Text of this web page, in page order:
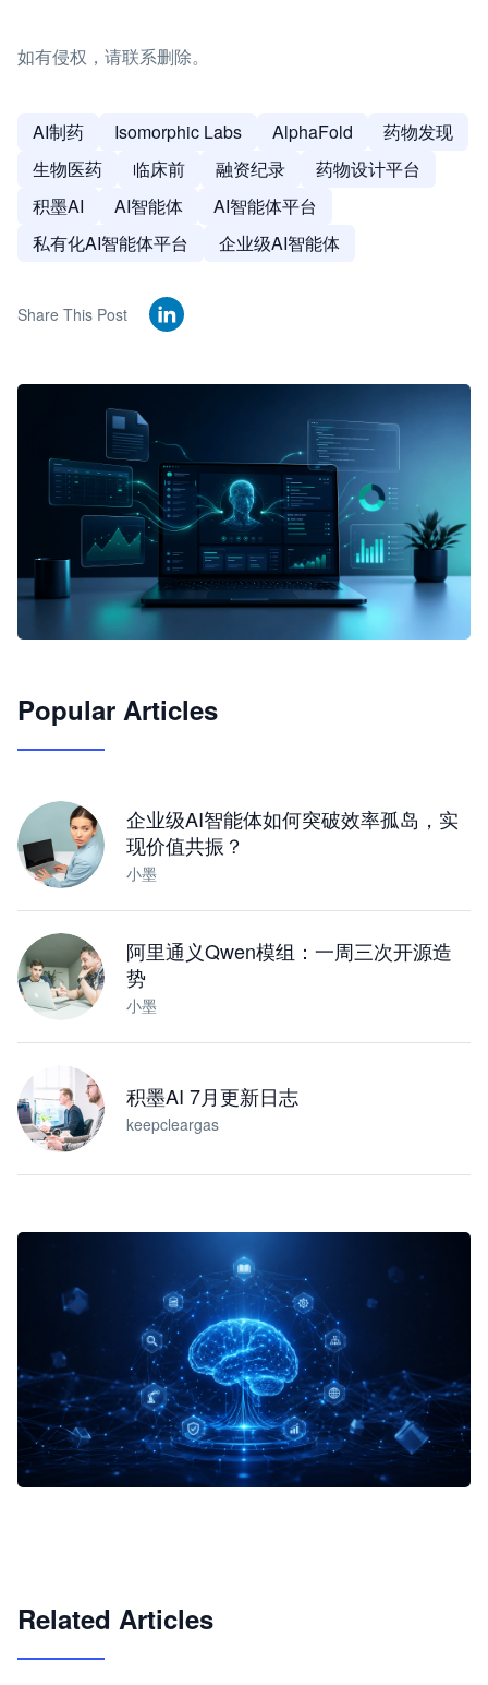
如有侵权，请联系删除。
AI制药 Isomorphic Labs AlphaFold
药物发现
生物医药
临床前 融资纪录
药物设计平台
积墨AI
AI智能体
AI智能体平台
私有化AI智能体平台
企业级AI智能体
Share This Post
JimoClaw 桌面 AI Agent 工作台
Popular Articles
企业级AI智能体如何突破效率孤岛，实
现价值共振？
小墨
阿里通义Qwen模组：一周三次开源造
势
小墨
积墨AI 7月更新日志
keepcleargas
Related Articles